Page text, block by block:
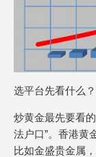
选平台先看什么
炒黄金最先要看
法户口”。香港
比如金盛贵金属